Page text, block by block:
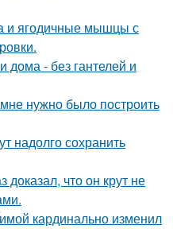
и ягодичные мышцы с
дома - без гантелей и
нужно было построить
надолго сохранить
что он крут не
кардинально изменил